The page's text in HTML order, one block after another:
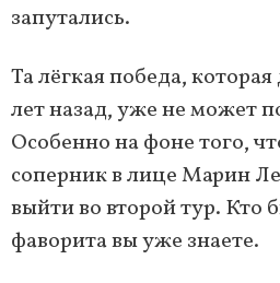
запутались.
Та лёгкая победа,
лет назад, уже не может
Особенно на фоне того,
соперник в лице Марин
выйти во второй тур. Кто
фаворита вы уже знаете.